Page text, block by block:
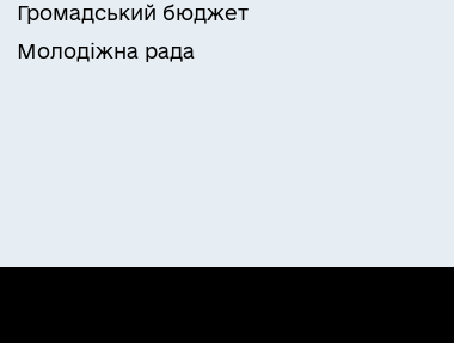
Громадський бюджет
Молодіжна рада